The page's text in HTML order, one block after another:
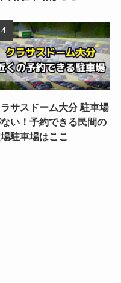
サスドーム大分 駐車場
い！予約できる民間の
駐車場はここ